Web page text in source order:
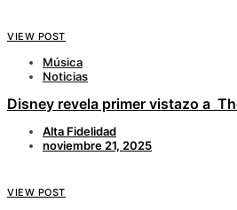
VIEW POST
Música
Noticias
Disney revela primer vistazo a
Alta Fidelidad
noviembre 21, 2025
VIEW POST